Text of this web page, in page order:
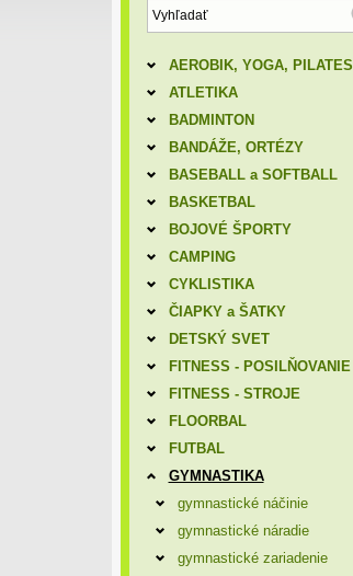
AEROBIK, YOGA, PILATES
ATLETIKA
BADMINTON
BANDÁŽE, ORTÉZY
BASEBALL a SOFTBALL
BASKETBAL
BOJOVÉ ŠPORTY
CAMPING
CYKLISTIKA
ČIAPKY a ŠATKY
DETSKÝ SVET
FITNESS - POSILŇOVANIE
FITNESS - STROJE
FLOORBAL
FUTBAL
GYMNASTIKA
gymnastické náčinie
gymnastické náradie
gymnastické zariadenie